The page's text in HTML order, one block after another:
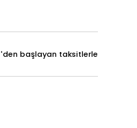
'den başlayan taksitlerle